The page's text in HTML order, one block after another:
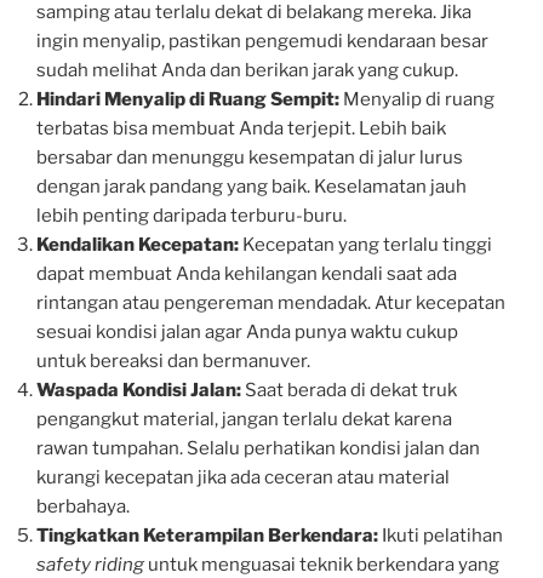
samping atau terlalu dekat di belakang mereka. Jika
ingin menyalip, pastikan pengemudi kendaraan besar
sudah melihat Anda dan berikan jarak yang cukup.
Hindari Menyalip di Ruang Sempit: Menyalip di ruang
terbatas bisa membuat Anda terjepit. Lebih baik
bersabar dan menunggu kesempatan di jalur lurus
dengan jarak pandang yang baik. Keselamatan jauh
lebih penting daripada terburu-buru.
Kendalikan Kecepatan: Kecepatan yang terlalu tinggi
dapat membuat Anda kehilangan kendali saat ada
rintangan atau pengereman mendadak. Atur kecepatan
sesuai kondisi jalan agar Anda punya waktu cukup
untuk bereaksi dan bermanuver.
Waspada Kondisi Jalan: Saat berada di dekat truk
pengangkut material, jangan terlalu dekat karena
rawan tumpahan. Selalu perhatikan kondisi jalan dan
kurangi kecepatan jika ada ceceran atau material
berbahaya.
Tingkatkan Keterampilan Berkendara: Ikuti pelatihan
safety riding untuk menguasai teknik berkendara yang